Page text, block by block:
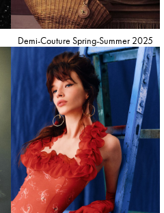
Demi-Couture Spring-Summer 2025